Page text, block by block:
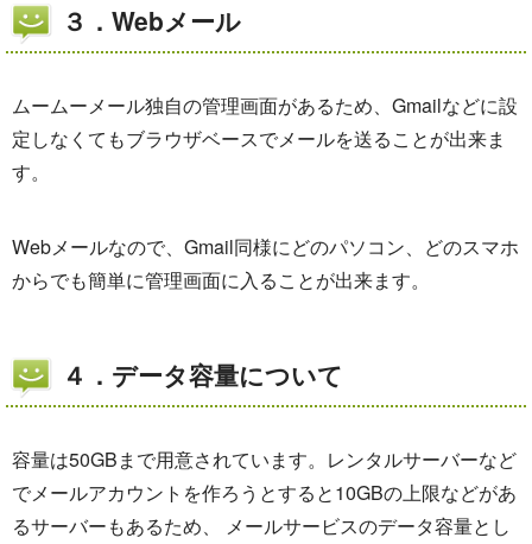
３．Webメール
ムームーメール独自の管理画面があるため、Gmailなどに設
定しなくてもブラウザベースでメールを送ることが出来ま
す。
Webメールなので、Gmail同様にどのパソコン、どのスマホ
からでも簡単に管理画面に入ることが出来ます。
４．データ容量について
容量は50GBまで用意されています。レンタルサーバーなど
でメールアカウントを作ろうとすると10GBの上限などがあ
るサーバーもあるため、 メールサービスのデータ容量とし